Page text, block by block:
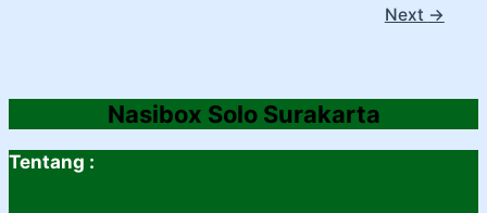
Next →
Nasibox Solo Surakarta
Tentang :